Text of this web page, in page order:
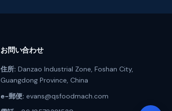
お問い合わせ
住所: Danzao Industrial Zone, Foshan City,
Guangdong Province, China
e-郵便: evans@qsfoodmach.com